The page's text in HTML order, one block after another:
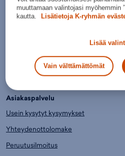
Jo yli 6000 huippuhalpaa tuotetta,
Asiakaspalvelu
Usein kysytyt kysymykset
Yhteydenottolomake
Peruutusilmoitus
muuttamaan valintojasi myöhemmin
kautta.
Lisätietoja K-ryhmän
Lisää
Vain välttämättömät